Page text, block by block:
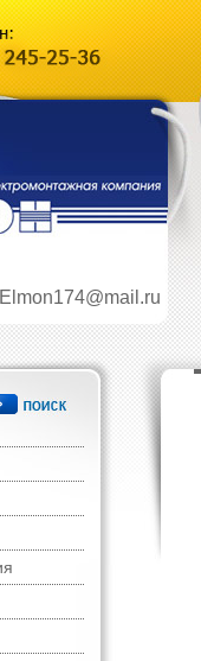
Elmon174@mail.ru